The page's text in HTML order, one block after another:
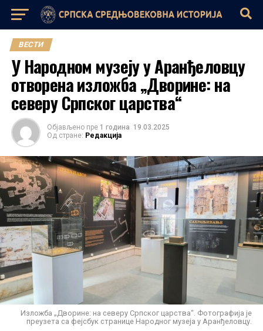
ВЕСТИ
У Народном музеју у Аранђеловцу
отворена изложба „Дворине: на
северу Српског царства“
Објављено пре 1 година 19.03.2025
Од стране: Редакција
Изложба „Дворине: на северу Српског царства“. Фотографија је
преузета са фејсбук странице Народног музеја у Аранђеловцу.